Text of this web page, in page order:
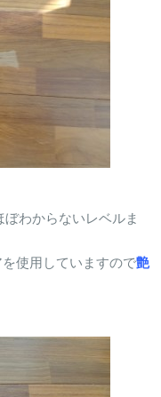
わからないレベルま
使用していますので艶